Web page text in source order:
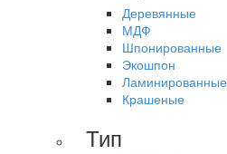
Деревянные
МДФ
Шпонированные
Экошпон
Ламинированные
Крашеные
Тип